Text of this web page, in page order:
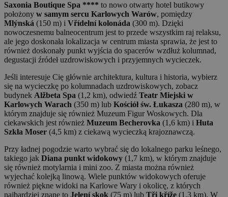
Saxonia Boutique Spa **** to nowo otwarty hotel butikowy
położony w samym sercu Karlowych Warów, pomiędzy
Mlýnská (150 m) i Vřídelní kolonáda (300 m). Dzięki
nowoczesnemu balneocentrum jest to przede wszystkim raj relaksu,
ale jego doskonała lokalizacja w centrum miasta sprawia, że jest to
również doskonały punkt wyjścia do spacerów wzdłuż kolumnad,
degustacji źródeł uzdrowiskowych i przyjemnych wycieczek.
Jeśli interesuje Cię głównie architektura, kultura i historia, wybierz
się na wycieczkę po kolumnadach uzdrowiskowych, zobacz
budynek Alžbeta Spa (1,2 km), odwiedź Teatr Miejski w
Karlowych Warach (350 m) lub Kościół św. Łukasza (280 m), w
którym znajduje się również Muzeum Figur Woskowych. Dla
ciekawskich jest również Muzeum Becherovka (1,6 km) i Huta
Szkła Moser (4,5 km) z ciekawą wycieczką krajoznawczą.
Przy ładnej pogodzie warto wybrać się do lokalnego parku leśnego,
takiego jak Diana punkt widokowy (1,7 km), w którym znajduje
się również motylarnia i mini zoo. Z miasta można również
wyjechać kolejką linową. Wiele punktów widokowych oferuje
również piękne widoki na Karlowe Wary i okolicę, z których
najbardziej znane to Jelení skok (75 m) lub Tři kříže (1,3 km). W